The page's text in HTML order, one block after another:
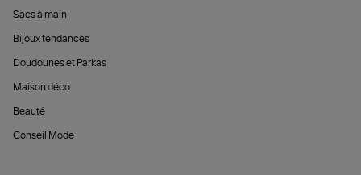
Sacs à main
Bijoux tendances
Doudounes et Parkas
Maison déco
Beauté
Conseil Mode